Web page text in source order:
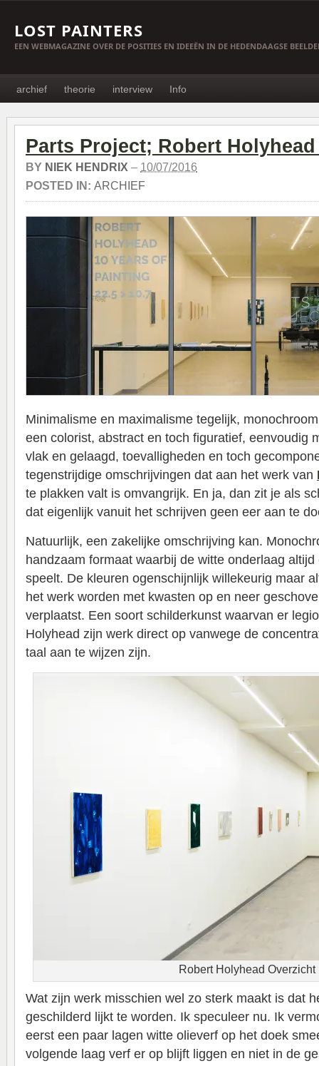
LOST PAINTERS
EEN WEBMAGAZINE OVER DE POSITIES EN IDEEËN IN DE HEDENDAAGSE
archief theorie interview Info
Parts Project; Robert
BY NIEK HENDRIX – 10/07/2016
POSTED IN: ARCHIEF
Minimalisme en maximalisme tegelijk,
een colorist, abstract en toch figuratief, eenvoudig
vlak en gelaagd, toevalligheden en toch
tegenstrijdige omschrijvingen dat aan het werk van
te plakken valt is omvangrijk. En ja, dan zit je als
dat eigenlijk vanuit het schrijven geen eer aan te
Natuurlijk, een zakelijke omschrijving kan.
handzaam formaat waarbij de witte onderlaag
speelt. De kleuren ogenschijnlijk willekeurig maar
het werk worden met kwasten op en neer
verplaatst. Een soort schilderkunst waarvan er
Holyhead zijn werk direct op vanwege de
taal aan te wijzen zijn.
Robert Holyhead Overzicht
Wat zijn werk misschien wel zo sterk maakt is dat
geschilderd lijkt te worden. Ik speculeer nu. Ik
eerst een paar lagen witte olieverf op het doek
volgende laag verf er op blijft liggen en niet in de